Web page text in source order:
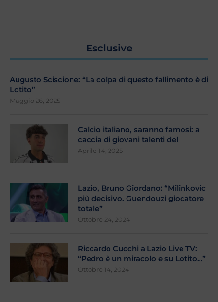
Esclusive
Augusto Sciscione: “La colpa di questo fallimento è di
Lotito”
Maggio 26, 2025
Calcio italiano, saranno famosi: a
caccia di giovani talenti del
Aprile 14, 2025
Lazio, Bruno Giordano: “Milinkovic
più decisivo. Guendouzi giocatore
totale”
Ottobre 24, 2024
Riccardo Cucchi a Lazio Live TV:
“Pedro è un miracolo e su Lotito…”
Ottobre 14, 2024